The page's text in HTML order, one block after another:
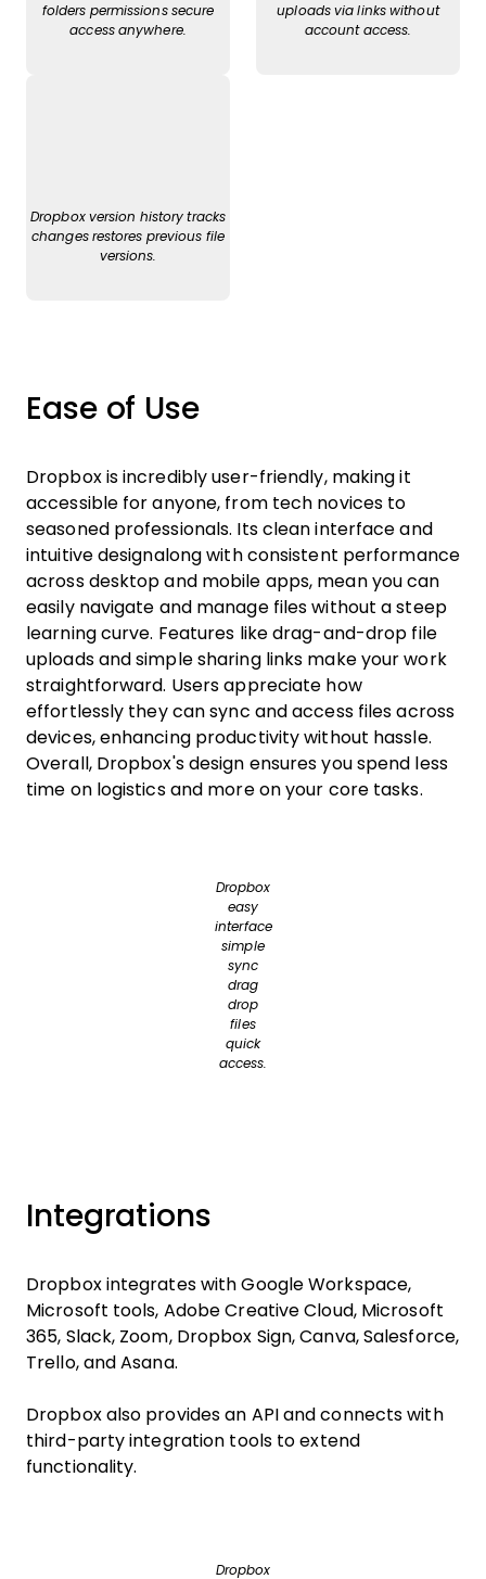
folders permissions secure
access anywhere.
uploads via links without
account access.
Dropbox version history tracks
changes restores previous file
versions.
Ease of Use
Dropbox is incredibly user-friendly, making it
accessible for anyone, from tech novices to
seasoned professionals. Its clean interface and
intuitive designalong with consistent performance
across desktop and mobile apps, mean you can
easily navigate and manage files without a steep
learning curve. Features like drag-and-drop file
uploads and simple sharing links make your work
straightforward. Users appreciate how
effortlessly they can sync and access files across
devices, enhancing productivity without hassle.
Overall, Dropbox's design ensures you spend less
time on logistics and more on your core tasks.
Dropbox
easy
interface
simple
sync
drag
drop
files
quick
access.
Integrations
Dropbox integrates with Google Workspace,
Microsoft tools, Adobe Creative Cloud, Microsoft
365, Slack, Zoom, Dropbox Sign, Canva, Salesforce,
Trello, and Asana.
Dropbox also provides an API and connects with
third-party integration tools to extend
functionality.
Dropbox